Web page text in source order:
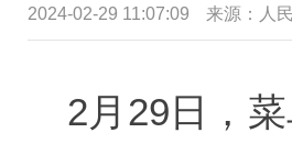
2024-02-29 11:07:09 来源： 人
2月29日，